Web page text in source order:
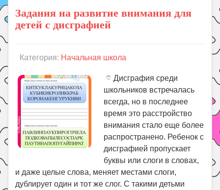
Задания на развитие внимания для
детей с дисграфией
Категория: Начальная школа
Дисграфия среди
школьников встречалась
всегда, но в последнее
время это расстройство
внимания стало еще более
распространено. Ребенок с
дисграфией пропускает
буквы или слоги в словах,
и даже целые слова, меняет местами слоги,
дублирует один и тот же слог. С такими детьми